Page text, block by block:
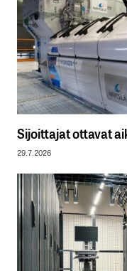
Sijoittajat ottavat
29.7.2026